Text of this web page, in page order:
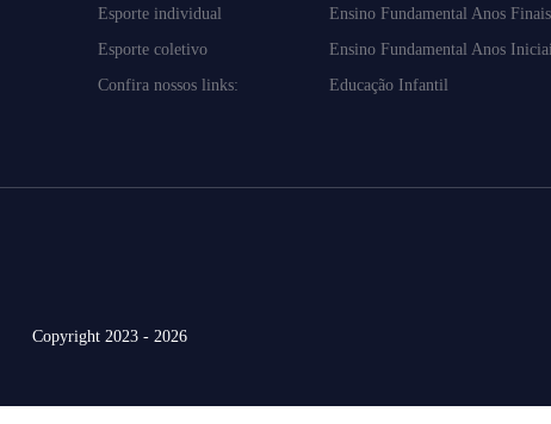
Esporte individual
Esporte coletivo
Confira nossos links:
Ensino Fundamental Anos Finais
Ensino Fundamental Anos
Educação Infantil
Copyright 2023 - 2026